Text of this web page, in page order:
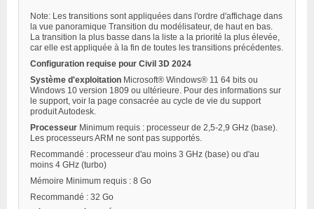
Note: Les transitions sont appliquées dans l'ordre d'affichage dans
la vue panoramique Transition du modélisateur, de haut en bas.
La transition la plus basse dans la liste a la priorité la plus élevée,
car elle est appliquée à la fin de toutes les transitions précédentes.
Configuration requise pour Civil 3D 2024
Système d'exploitation Microsoft® Windows® 11 64 bits ou
Windows 10 version 1809 ou ultérieure. Pour des informations sur
le support, voir la page consacrée au cycle de vie du support
produit Autodesk.
Processeur Minimum requis : processeur de 2,5-2,9 GHz (base).
Les processeurs ARM ne sont pas supportés.
Recommandé : processeur d'au moins 3 GHz (base) ou d'au
moins 4 GHz (turbo)
Mémoire Minimum requis : 8 Go
Recommandé : 32 Go